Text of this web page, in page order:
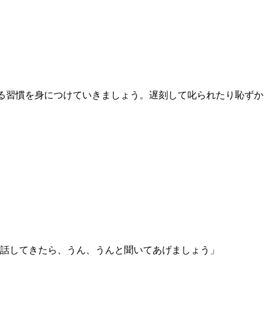
慣を身につけていきましょう。遅刻して叱られたり恥ずか
てきたら、うん、うんと聞いてあげましょう」